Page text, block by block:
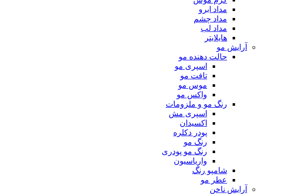
مداد ابرو
مداد چشم
مداد لب
هایلایتر
آرایش مو
حالت دهنده مو
اسپری مو
تافت مو
موس مو
واکس مو
رنگ مو و ملزومات
اسپری مش
اکسیدان
پودر دکلره
رنگ مو
رنگ مو پودری
واریاسیون
شامپو رنگ
عطر مو
آرایش ناخن